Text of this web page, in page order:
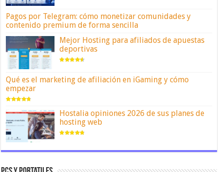
Pagos por Telegram: cómo monetizar comunidades y
contenido premium de forma sencilla
Mejor Hosting para afiliados de apuestas
deportivas
Qué es el marketing de afiliación en iGaming y cómo
empezar
Hostalia opiniones 2026 de sus planes de
hosting web